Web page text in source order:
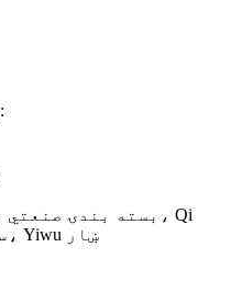
زموږ خبر پاڼه کې ګډون وکړئ:
Jiguang سړک، Choujiang سړک، Yiwu ښار